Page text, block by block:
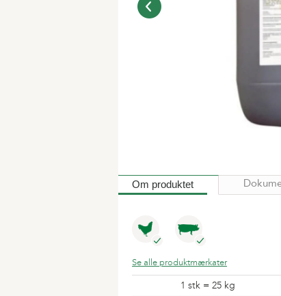
Om produktet
Se alle produktmærkater
1 stk = 25 kg